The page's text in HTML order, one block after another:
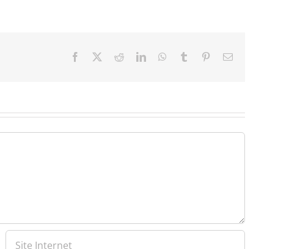
Facebook RedditLinkedInWhatsApp
Tumblr PinterestEmail